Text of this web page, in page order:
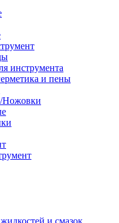
инструмента
и пены
и смазок